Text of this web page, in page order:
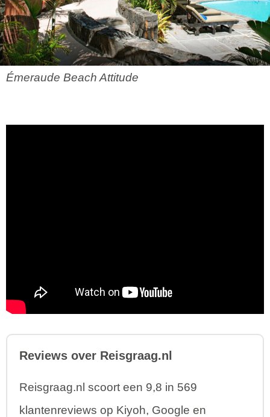
Émeraude Beach Attitude
Reviews over Reisgraag.nl
Reisgraag.nl scoort een 9,8 in 569
klantenreviews op Kiyoh, Google en